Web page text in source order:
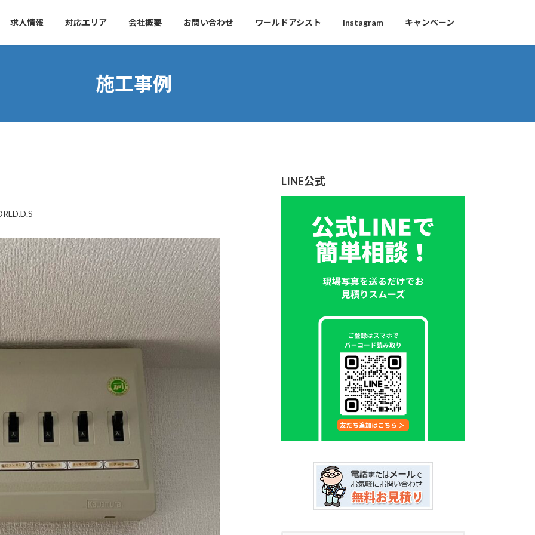
求人情報 対応エリア 会社概要 お問い合わせ ワールドアシスト Instagram キャンペーン
施工事例
LINE公式